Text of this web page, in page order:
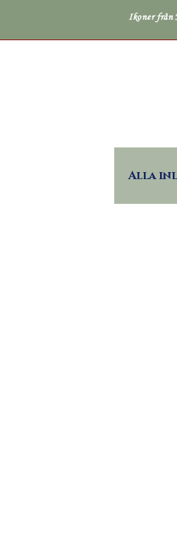
Ikoner från
Alla